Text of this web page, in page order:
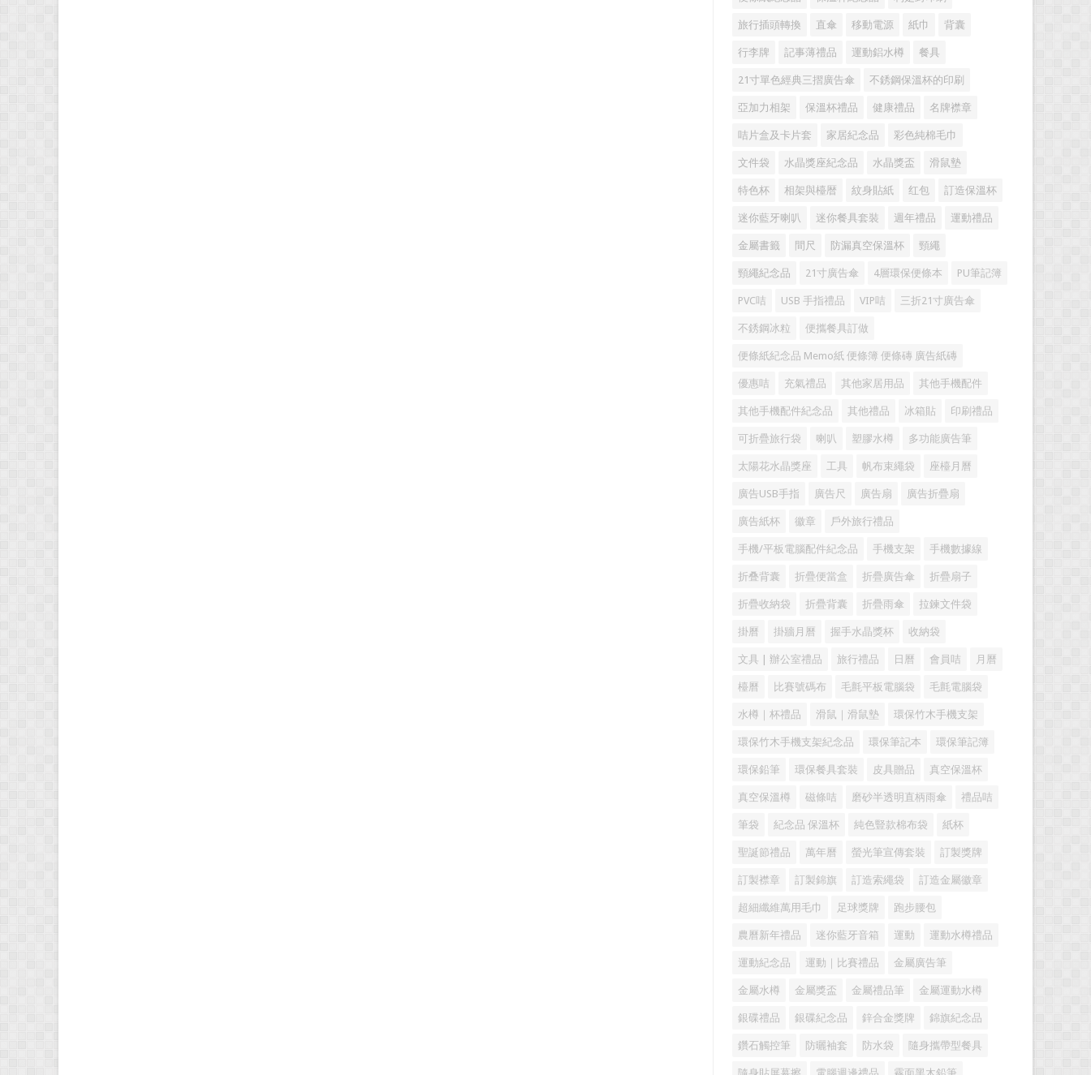
旅行插頭轉換 直傘 移動電源 紙巾 背囊
行李牌 記事薄禮品 運動鋁水樽 餐具
21寸單色經典三摺廣告傘 不銹鋼保溫杯的印刷
亞加力相架 保溫杯禮品 健康禮品 名牌襟章
咭片盒及卡片套 家居紀念品 彩色純棉毛巾
文件袋 水晶獎座紀念品 水晶獎盃 滑鼠墊
特色杯 相架與檯暦 紋身貼紙 红包 訂造保溫杯
迷你藍牙喇叭 迷你餐具套裝 週年禮品 運動禮品
金屬書籤 間尺 防漏真空保溫杯 頸繩
頸繩紀念品 21寸廣告傘 4層環保便條本 PU筆記簿
PVC咭 USB 手指禮品 VIP咭 三折21寸廣告傘
不銹鋼冰粒 便攜餐具訂做
便條紙紀念品 Memo紙 便條簿 便條磚 廣告紙磚
優惠咭 充氣禮品 其他家居用品 其他手機配件
其他手機配件紀念品 其他禮品 冰箱貼 印刷禮品
可折疊旅行袋 喇叭 塑膠水樽 多功能廣告筆
太陽花水晶獎座 工具 帆布束繩袋 座檯月曆
廣告USB手指 廣告尺 廣告扇 廣告折疊扇
廣告紙杯 徽章 戶外旅行禮品
手機/平板電腦配件紀念品 手機支架 手機數據線
折叠背囊 折疊便當盒 折疊廣告傘 折疊扇子
折疊收納袋 折疊背囊 折疊雨傘 拉鍊文件袋
掛曆 掛牆月曆 握手水晶獎杯 收納袋
文具 | 辦公室禮品 旅行禮品 日曆 會員咭 月曆
檯曆 比賽號碼布 毛氈平板電腦袋 毛氈電腦袋
水樽｜杯禮品 滑鼠｜滑鼠墊 環保竹木手機支架
環保竹木手機支架紀念品 環保筆記本 環保筆記簿
環保鉛筆 環保餐具套裝 皮具贈品 真空保溫杯
真空保溫樽 磁條咭 磨砂半透明直柄雨傘 禮品咭
筆袋 紀念品 保溫杯 純色豎款棉布袋 紙杯
聖誕節禮品 萬年曆 螢光筆宣傳套裝 訂製獎牌
訂製襟章 訂製錦旗 訂造索繩袋 訂造金屬徽章
超細纖維萬用毛巾 足球獎牌 跑步腰包
農曆新年禮品 迷你藍牙音箱 運動 運動水樽禮品
運動紀念品 運動｜比賽禮品 金屬廣告筆
金屬水樽 金屬獎盃 金屬禮品筆 金屬運動水樽
銀碟禮品 銀碟紀念品 鋅合金獎牌 錦旗紀念品
鑽石觸控筆 防曬袖套 防水袋 隨身攜帶型餐具